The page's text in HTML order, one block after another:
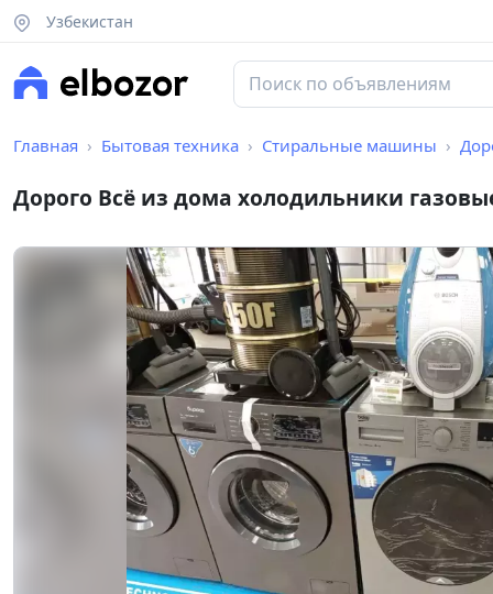
Узбекистан
Главная Бытовая техника Стиральные машины
Дорого Всё из дома холодильники